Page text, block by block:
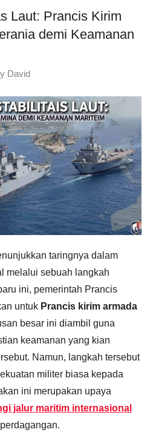
Laut: Prancis Kirim
demi Keamanan
David
taringnya dalam
melalui sebuah langkah
ini, pemerintah Prancis
untuk Prancis kirim armada
besar ini diambil guna
keamanan yang kian
Namun, langkah tersebut
militer biasa kepada
ini merupakan upaya
jalur maritim internasional